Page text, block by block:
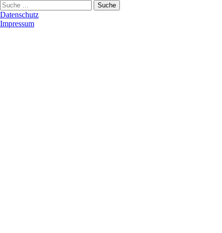
Datenschutz
Impressum